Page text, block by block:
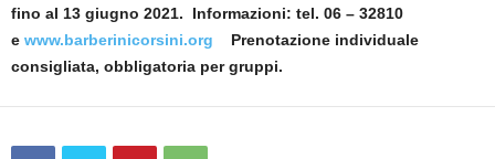
fino al 13 giugno 2021. Informazioni: tel. 06 – 32810
e www.barberinicorsini.org Prenotazione individuale
consigliata, obbligatoria per gruppi.